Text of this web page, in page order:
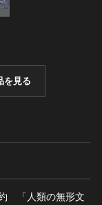
を見る
「人類の無形文